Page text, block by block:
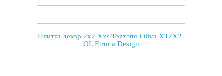
Плитка декор 2x2 Xxs Tozzetto Oliva XT2X2-
OL Etruria Design